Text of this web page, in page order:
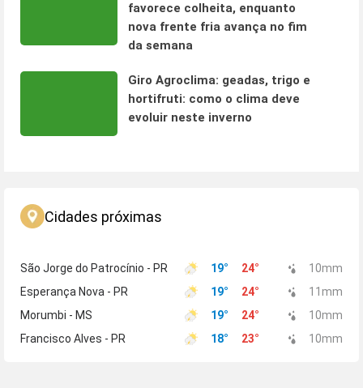
favorece colheita, enquanto
nova frente fria avança no fim
da semana
Giro Agroclima: geadas, trigo e
hortifruti: como o clima deve
evoluir neste inverno
Cidades próximas
São Jorge do Patrocínio - PR 19° 24° 10mm
Esperança Nova - PR
19° 24° 11 mm
Morumbi - MS
19° 24° 10mm
Francisco Alves - PR
18° 23° 10mm